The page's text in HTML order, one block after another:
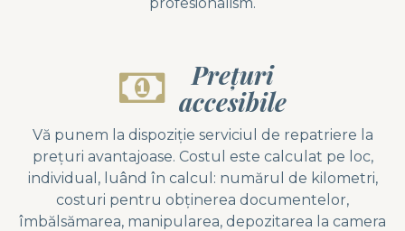
Prețuri
accesibile
Vă punem la dispoziție serviciul de repatriere la
prețuri avantajoase. Costul este calculat pe loc,
individual, luând în calcul: numărul de kilometri,
costuri pentru obținerea documentelor,
îmbălsămarea, manipularea, depozitarea la camera